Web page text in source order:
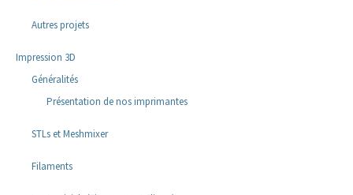
Autres projets
Impression 3D
Généralités
Présentation de nos imprimantes
STLs et Meshmixer
Filaments